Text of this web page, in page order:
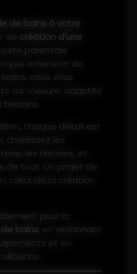
de bains à votre
de création d’une
suite parentale
extension de
nous vous
sur mesure, adaptés
chaque détail est
choisissez les
les finitions, et
de tout. Un projet de
cœur de la création
pour la
bains, en redonnant
et en